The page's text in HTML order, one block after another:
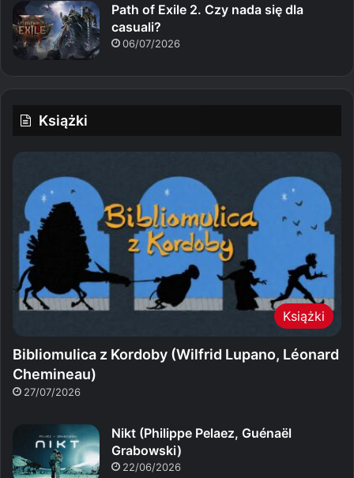
Path of Exile 2. Czy nada się dla
casuali?
06/07/2026
Książki
Książki
Bibliomulica z Kordoby (Wilfrid Lupano, Léonard
Chemineau)
27/07/2026
Nikt (Philippe Pelaez, Guénaël
Grabowski)
22/06/2026